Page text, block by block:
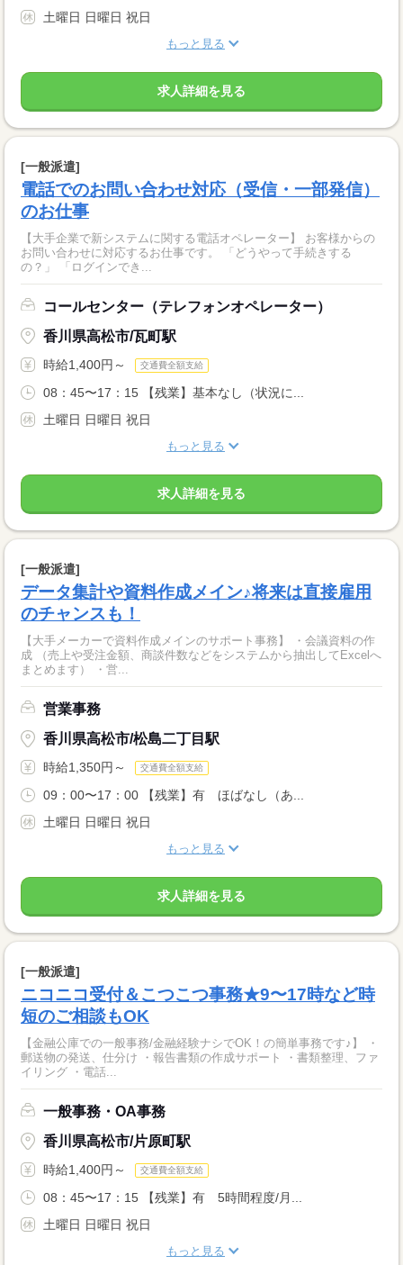
土曜日 日曜日 祝日
もっと見る
求人詳細を見る
[一般派遣]
電話でのお問い合わせ対応（受信・一部発信）
のお仕事
【大手企業で新システムに関する電話オペレーター】 お客様からの
お問い合わせに対応するお仕事です。 「どうやって手続きする
の？」 「ログインでき...
コールセンター（テレフォンオペレーター）
香川県高松市/瓦町駅
時給1,400円～ 交通費全額支給
08：45〜17：15 【残業】基本なし（状況に...
土曜日 日曜日 祝日
もっと見る
求人詳細を見る
[一般派遣]
データ集計や資料作成メイン♪将来は直接雇用
のチャンスも！
【大手メーカーで資料作成メインのサポート事務】 ・会議資料の作
成 （売上や受注金額、商談件数などをシステムから抽出してExcelへ
まとめます） ・営...
営業事務
香川県高松市/松島二丁目駅
時給1,350円～ 交通費全額支給
09：00〜17：00 【残業】有 ほばなし（あ...
土曜日 日曜日 祝日
もっと見る
求人詳細を見る
[一般派遣]
ニコニコ受付＆こつこつ事務★9〜17時など時
短のご相談もOK
【金融公庫での一般事務/金融経験ナシでOK！の簡単事務です♪】 ・
郵送物の発送、仕分け ・報告書類の作成サポート ・書類整理、ファ
イリング ・電話...
一般事務・OA事務
香川県高松市/片原町駅
時給1,400円～ 交通費全額支給
08：45〜17：15 【残業】有 5時間程度/月...
土曜日 日曜日 祝日
もっと見る